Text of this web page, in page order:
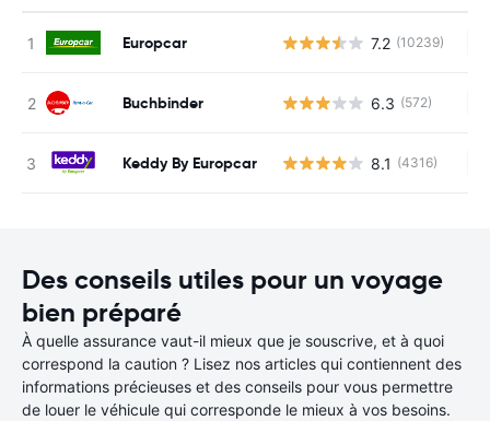
Europcar 7.2 (10239)
Buchbinder 6.3 (572)
Keddy By Europcar 8.1 (4316)
Des conseils utiles pour un voyage
bien préparé
À quelle assurance vaut-il mieux que je souscrive, et à quoi
correspond la caution ? Lisez nos articles qui contiennent des
informations précieuses et des conseils pour vous permettre
de louer le véhicule qui corresponde le mieux à vos besoins.